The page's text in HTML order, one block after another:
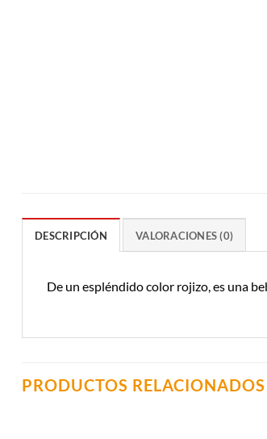
DESCRIPCIÓN VALORACIONES (0)
De un espléndido color rojizo, es una
PRODUCTOS RELACIONADOS